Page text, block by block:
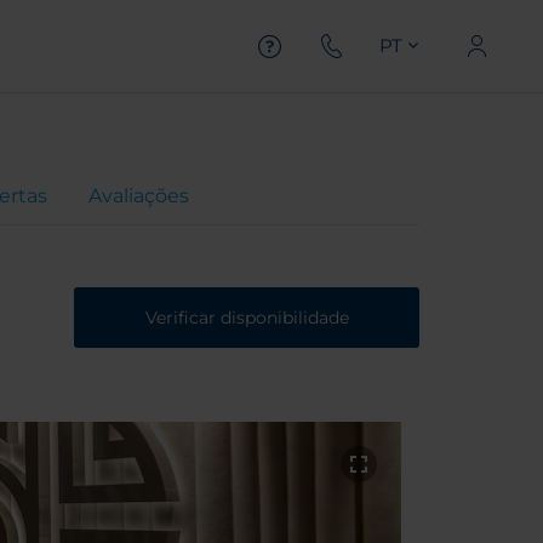
PT
Avaliações
Verificar disponibilidade